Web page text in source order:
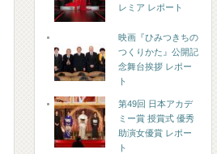
レミア レポート
映画『ひみつきちの
つくりかた』公開記
念舞台挨拶 レポー
ト
第49回 日本アカデ
ミー賞 授賞式 優秀
助演女優賞 レポー
ト